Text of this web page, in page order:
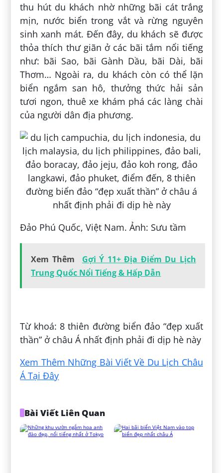
thu hút du khách nhờ những bãi cát trắng
mịn, nước biển trong vắt và rừng nguyên
sinh xanh mát. Đến đây, du khách sẽ được
thỏa thích thư giãn ở các bãi tắm nổi tiếng
như: bãi Sao, bãi Gành Dầu, bãi Dài, bãi
Thơm… Ngoài ra, du khách còn có thể lặn
biển ngắm san hô, thưởng thức hải sản
tươi ngon, thuê xe khám phá các làng chài
của người dân địa phương.
Đảo Phú Quốc, Việt Nam. Ảnh: Sưu tầm
Xem Thêm
Gợi Ý 11+ Địa Điểm Du Lịch
Trung Quốc Nổi Tiếng & Hấp Dẫn
Từ khoá: 8 thiên đường biển đảo “đẹp xuất
thần” ở châu Á nhất định phải đi dịp hè này
Xem Thêm Những Bài Viết Về Du Lịch Châu
Á Tại Đây
Bài Viết Liên Quan